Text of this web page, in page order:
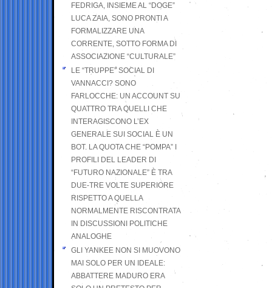
FEDRIGA, INSIEME AL “DOGE”
LUCA ZAIA, SONO PRONTI A
FORMALIZZARE UNA
CORRENTE, SOTTO FORMA DI
ASSOCIAZIONE “CULTURALE”
LE “TRUPPE” SOCIAL DI
VANNACCI? SONO
FARLOCCHE: UN ACCOUNT SU
QUATTRO TRA QUELLI CHE
INTERAGISCONO L’EX
GENERALE SUI SOCIAL È UN
BOT. LA QUOTA CHE “POMPA” I
PROFILI DEL LEADER DI
“FUTURO NAZIONALE” È TRA
DUE-TRE VOLTE SUPERIORE
RISPETTO A QUELLA
NORMALMENTE RISCONTRATA
IN DISCUSSIONI POLITICHE
ANALOGHE
GLI YANKEE NON SI MUOVONO
MAI SOLO PER UN IDEALE:
ABBATTERE MADURO ERA